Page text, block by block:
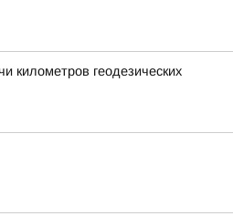
километров геодезических